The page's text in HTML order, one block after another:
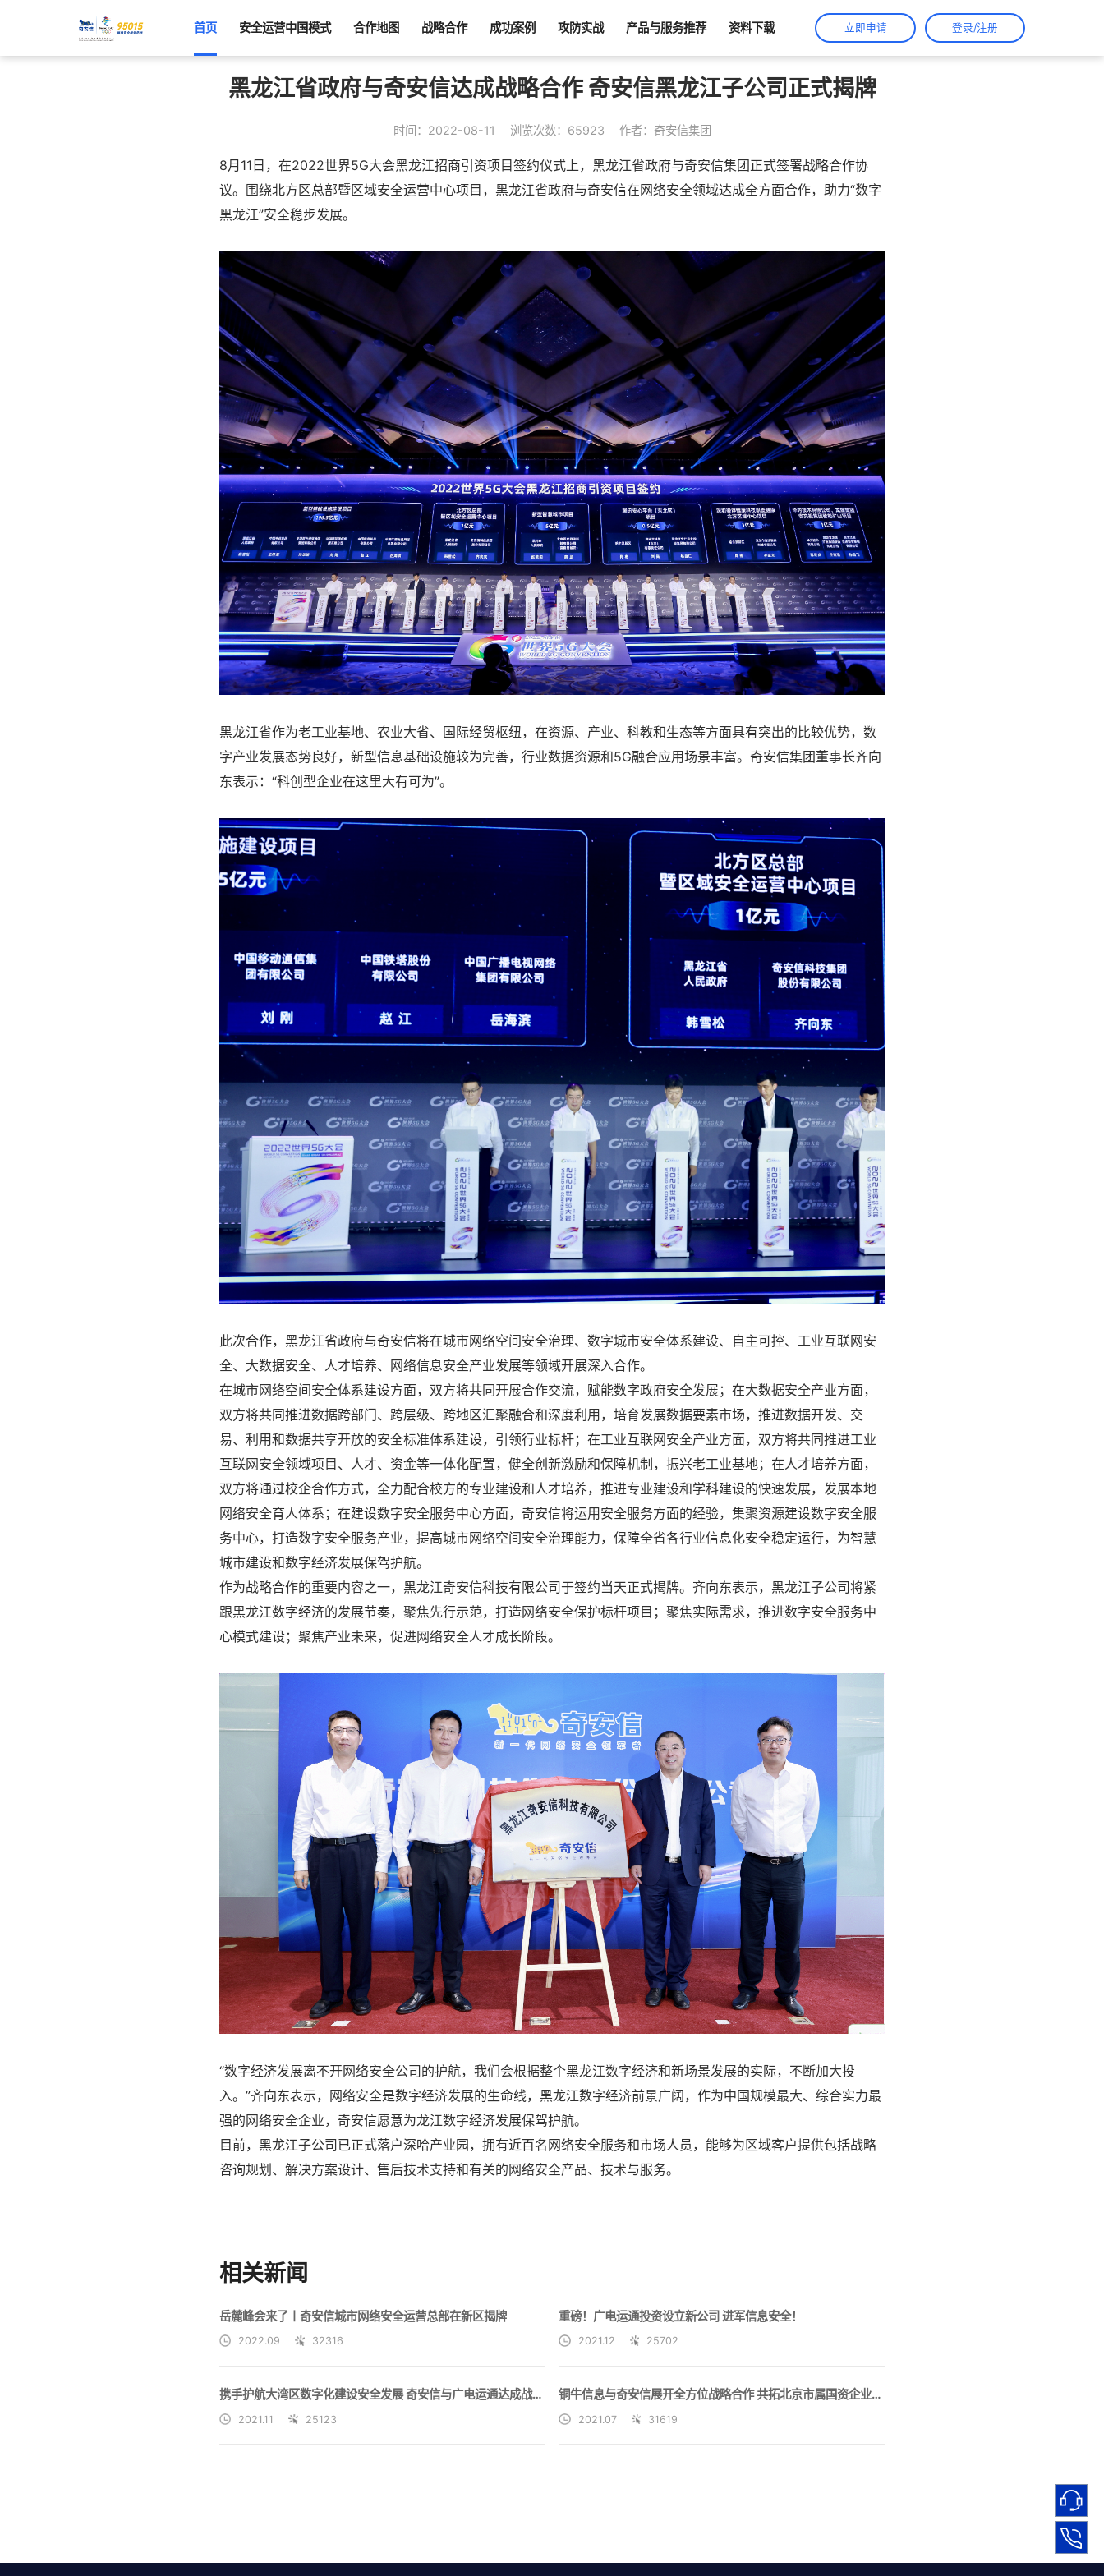
首页 安全运营中国模式 合作地图 战略合作 成功案例 攻防实战 产品与服务推荐 资料下载 立即申请 登录/注册
黑龙江省政府与奇安信达成战略合作 奇安信黑龙江子公司正式揭牌
时间：2022-08-11 浏览次数：65923 作者：奇安信集团
8月11日，在2022世界5G大会黑龙江招商引资项目签约仪式上，黑龙江省政府与奇安信集团正式签署战略合作协
议。围绕北方区总部暨区域安全运营中心项目，黑龙江省政府与奇安信在网络安全领域达成全方面合作，助力“数字
黑龙江”安全稳步发展。
黑龙江省作为老工业基地、农业大省、国际经贸枢纽，在资源、产业、科教和生态等方面具有突出的比较优势，数
字产业发展态势良好，新型信息基础设施较为完善，行业数据资源和5G融合应用场景丰富。奇安信集团董事长齐向
东表示：“科创型企业在这里大有可为”。
此次合作，黑龙江省政府与奇安信将在城市网络空间安全治理、数字城市安全体系建设、自主可控、工业互联网安
全、大数据安全、人才培养、网络信息安全产业发展等领域开展深入合作。
在城市网络空间安全体系建设方面，双方将共同开展合作交流，赋能数字政府安全发展；在大数据安全产业方面，
双方将共同推进数据跨部门、跨层级、跨地区汇聚融合和深度利用，培育发展数据要素市场，推进数据开发、交
易、利用和数据共享开放的安全标准体系建设，引领行业标杆；在工业互联网安全产业方面，双方将共同推进工业
互联网安全领域项目、人才、资金等一体化配置，健全创新激励和保障机制，振兴老工业基地；在人才培养方面，
双方将通过校企合作方式，全力配合校方的专业建设和人才培养，推进专业建设和学科建设的快速发展，发展本地
网络安全育人体系；在建设数字安全服务中心方面，奇安信将运用安全服务方面的经验，集聚资源建设数字安全服
务中心，打造数字安全服务产业，提高城市网络空间安全治理能力，保障全省各行业信息化安全稳定运行，为智慧
城市建设和数字经济发展保驾护航。
作为战略合作的重要内容之一，黑龙江奇安信科技有限公司于签约当天正式揭牌。齐向东表示，黑龙江子公司将紧
跟黑龙江数字经济的发展节奏，聚焦先行示范，打造网络安全保护标杆项目；聚焦实际需求，推进数字安全服务中
心模式建设；聚焦产业未来，促进网络安全人才成长阶段。
“数字经济发展离不开网络安全公司的护航，我们会根据整个黑龙江数字经济和新场景发展的实际，不断加大投
入。”齐向东表示，网络安全是数字经济发展的生命线，黑龙江数字经济前景广阔，作为中国规模最大、综合实力最
强的网络安全企业，奇安信愿意为龙江数字经济发展保驾护航。
目前，黑龙江子公司已正式落户深哈产业园，拥有近百名网络安全服务和市场人员，能够为区域客户提供包括战略
咨询规划、解决方案设计、售后技术支持和有关的网络安全产品、技术与服务。
相关新闻
岳麓峰会来了丨奇安信城市网络安全运营总部在新区揭牌
2022.09 32316
重磅！广电运通投资设立新公司 进军信息安全！
2021.12 25702
携手护航大湾区数字化建设安全发展 奇安信与广电运通达成战略合作
2021.11 25123
铜牛信息与奇安信展开全方位战略合作 共拓北京市属国资企业客户网络安全市场
2021.07 31619